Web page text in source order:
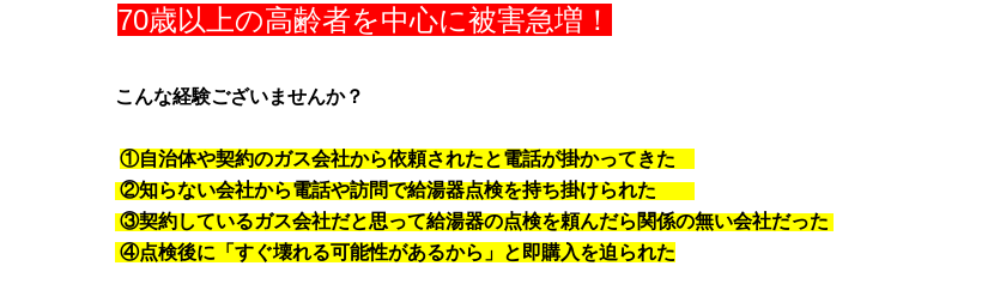
70歳以上の高齢者を中心に被害急増！
こんな経験ございませんか？
①自治体や契約のガス会社から依頼されたと電話が掛かってきた
②知らない会社から電話や訪問で給湯器点検を持ち掛けられた
③契約しているガス会社だと思って給湯器の点検を頼んだら関係の無い会社だった
④点検後に「すぐ壊れる可能性があるから」と即購入を迫られた